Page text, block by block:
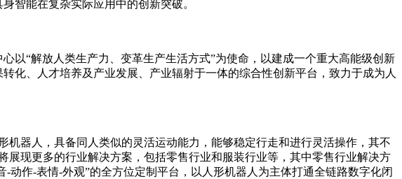
智能在复杂实际应用中的创新突破。
“解放人类生产力、变革生产生活方式”为使命，以建成一个重大高能级创新
化、人才培养及产业发展、产业辐射于一体的综合性创新平台，致力于成为人
器人，具备同人类似的灵活运动能力，能够稳定行走和进行灵活操作，其不
现更多的行业解决方案，包括零售行业和服装行业等，其中零售行业解决方
作-表情-外观”的全方位定制平台，以人形机器人为主体打通全链路数字化闭